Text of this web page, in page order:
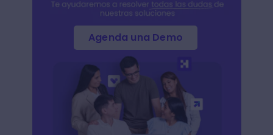
Agenda una Demo